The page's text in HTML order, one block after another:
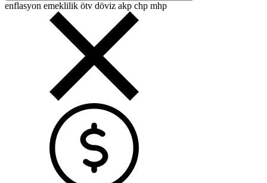
enflasyon emeklilik ötv döviz akp chp mhp